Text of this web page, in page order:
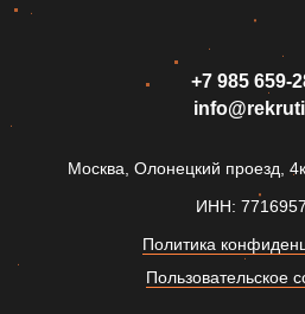
+7 985
Москва, Олонецкий проезд,
ИНН:
Политика
Пользовательское